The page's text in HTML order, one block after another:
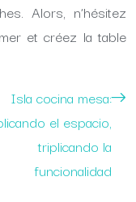
Alors, n’hésitez
et créez la table
Isla cocina mesa:
el espacio,
triplicando la
funcionalidad